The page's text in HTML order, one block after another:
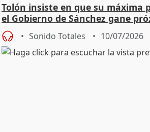
Tolón insiste en que su máxima
el Gobierno de Sánchez gane
Sonido Totales 10/07/2026